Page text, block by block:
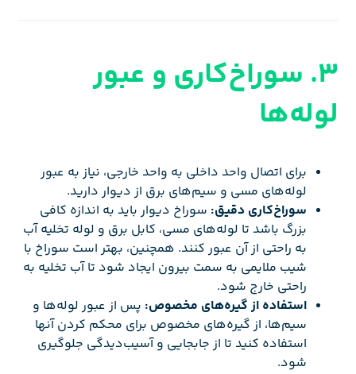
3. سوراخ‌کاری و عبور
لوله‌ها
برای اتصال واحد داخلی به واحد خارجی، نیاز به عبور
لوله‌های مسی و سیم‌های برق از دیوار دارید.
سوراخ‌کاری دقیق: سوراخ دیوار باید به اندازه کافی
بزرگ باشد تا لوله‌های مسی، کابل برق و لوله تخلیه آب
به راحتی از آن عبور کنند. همچنین، بهتر است سوراخ با
شیب ملایمی به سمت بیرون ایجاد شود تا آب تخلیه به
راحتی خارج شود.
استفاده از گیره‌های مخصوص: پس از عبور لوله‌ها و
سیم‌ها، از گیره‌های مخصوص برای محکم کردن آنها
استفاده کنید تا از جابجایی و آسیب‌دیدگی جلوگیری
شود.